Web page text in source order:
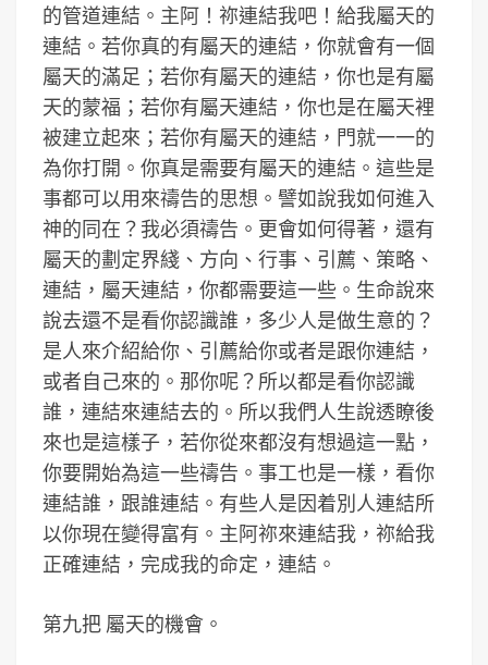
的管道連結。主阿！祢連結我吧！給我屬天的
連結。若你真的有屬天的連結，你就會有一個
屬天的滿足；若你有屬天的連結，你也是有屬
天的蒙福；若你有屬天連結，你也是在屬天裡
被建立起來；若你有屬天的連結，門就一一的
為你打開。你真是需要有屬天的連結。這些是
事都可以用來禱告的思想。譬如說我如何進入
神的同在？我必須禱告。更會如何得著，還有
屬天的劃定界綫、方向、行事、引薦、策略、
連結，屬天連結，你都需要這一些。生命說來
說去還不是看你認識誰，多少人是做生意的？
是人來介紹給你、引薦給你或者是跟你連結，
或者自己來的。那你呢？所以都是看你認識
誰，連結來連結去的。所以我們人生說透瞭後
來也是這樣子，若你從來都沒有想過這一點，
你要開始為這一些禱告。事工也是一樣，看你
連結誰，跟誰連結。有些人是因着別人連結所
以你現在變得富有。主阿祢來連結我，祢給我
正確連結，完成我的命定，連結。
第九把 屬天的機會。